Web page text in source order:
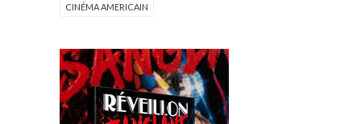
CINÉMA AMERICAIN